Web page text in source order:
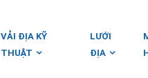
VẢI ĐỊA KỸ
THUẬT
LƯỚI
ĐỊA